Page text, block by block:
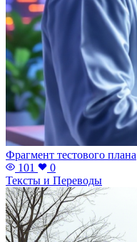
Фрагмент тестового плана
101
0
Тексты и Переводы